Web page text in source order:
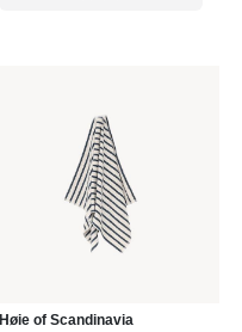
Høie of Scandinavia